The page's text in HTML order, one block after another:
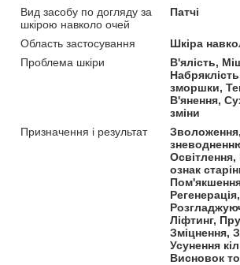
Вид засобу по догляду за
шкірою навколо очей
Патчі
Область застосування
Шкіра
Проблема шкіри
В'ялість,
зморшки,
В'янення,
зміни
Призначення і результат
ознак
Ліфтинг,
Зміцнення,
Усунення
Висновок